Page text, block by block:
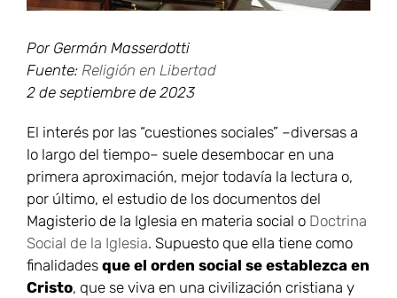
Por Germán Masserdotti
Fuente: Religión en Libertad
2 de septiembre de 2023
El interés por las “cuestiones sociales” –diversas a
lo largo del tiempo– suele desembocar en una
primera aproximación, mejor todavía la lectura o,
por último, el estudio de los documentos del
Magisterio de la Iglesia en materia social o Doctrina
Social de la Iglesia. Supuesto que ella tiene como
finalidades que el orden social se establezca en
Cristo, que se viva en una civilización cristiana y